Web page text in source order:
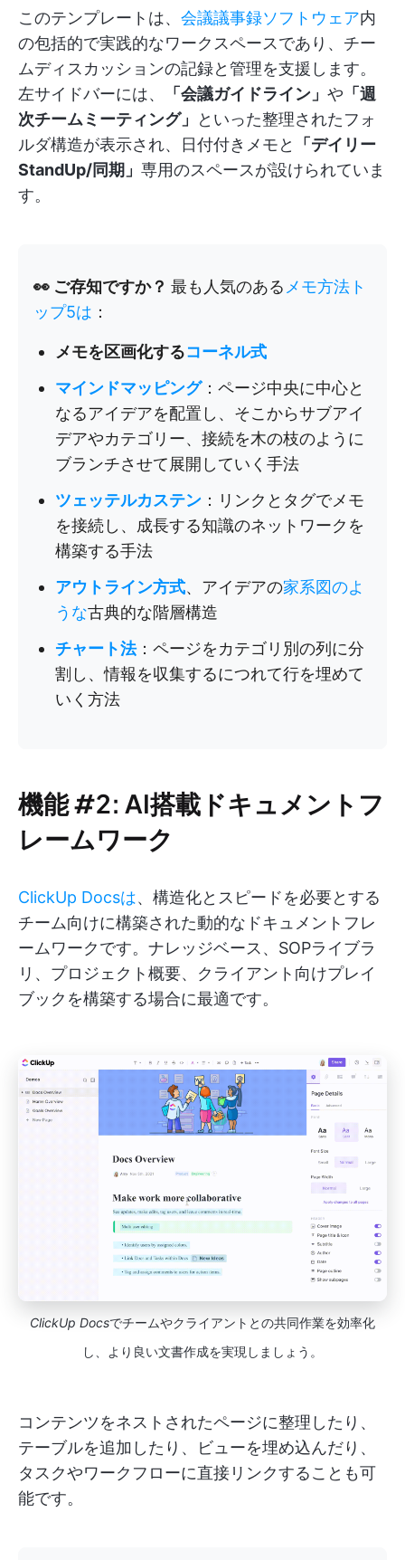
このテンプレートは、 会議議事録ソフトウェア内
の包括的で実践的なワークスペースであり、チー
ムディスカッションの記録と管理を支援します。
左サイドバーには、
「会議ガイドライン」 や 「週
次チームミーティング」
といった整理されたフォ
ルダ構造が表示され、日付付きメモと
「デイリー
StandUp/同期」 専用のスペースが設けられていま
す。
👀 ご存知ですか？ 最も人気のある メモ方法ト
ップ5は ：
メモを区画化するコーネル式
マインドマッピング：ページ中央に中心と
なるアイデアを配置し、そこからサブアイ
デアやカテゴリー、接続を木の枝のように
ブランチさせて展開していく手法
ツェッテルカステン ：リンクとタグでメモ
を接続し、成長する知識のネットワークを
構築する手法
アウトライン方式、アイデアの家系図のよ
うな古典的な階層構造
チャート法：ページをカテゴリ別の列に分
割し、情報を収集するにつれて行を埋めて
いく方法
機能 #2: AI搭載ドキュメントフ
レームワーク
ClickUp Docsは、構造化とスピードを必要とする
チーム向けに構築された動的なドキュメントフレ
ームワークです。ナレッジベース、SOPライブラ
リ、プロジェクト概要、クライアント向けプレイ
ブックを構築する場合に最適です。
ClickUp Docsでチームやクライアントとの共同作業を効率化
し、より良い文書作成を実現しましょう。
コンテンツをネストされたページに整理したり、
テーブルを追加したり、ビューを埋め込んだり、
タスクやワークフローに直接リンクすることも可
能です。